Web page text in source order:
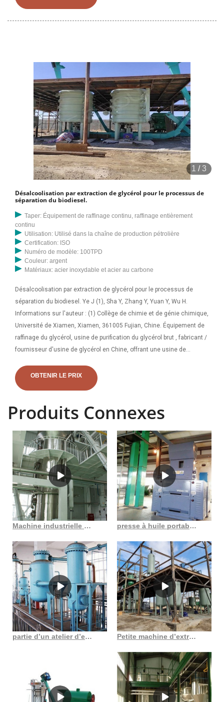
Chine, achetez du biodiesel d'huile raffinée fabriqué en Chine sur
1 /3
Désalcoolisation par extraction de glycérol pour le processus de
séparation du biodiesel.
Taper: Équipement de raffinage continu, raffinage entièrement
continu
Utilisation: Utilisé dans la chaîne de production pétrolière
Certification: ISO
Numéro de modèle: 100TPD
Couleur: argent
Matériaux: acier inoxydable et acier au carbone
Désalcoolisation par extraction de glycérol pour le processus de
séparation du biodiesel. Ye J (1), Sha Y, Zhang Y, Yuan Y, Wu H.
Informations sur l'auteur : (1) Collège de chimie et de génie chimique,
Université de Xiamen, Xiamen, 361005 Fujian, Chine. Équipement de
raffinage du glycérol, usine de purification du glycérol brut , fabricant /
fournisseur d'usine de glycérol en Chine, offrant une usine de
consommation d'énergie, une machine de remplissage semi-
automatique d'air frais d'oxygène en bouteille
OBTENIR LE PRIX
Produits Connexes
Machine industrielle de moulin à huile Fabricant de machines de moulin à huile au Gabon presse à huile portable fournisseurs et fabricants de presse à huile portable
partie d’un atelier d’extraction d’huile comestible au Gabon Petite machine d’extraction d’huile de noix de coco de la meilleure qualité au Burkina Faso